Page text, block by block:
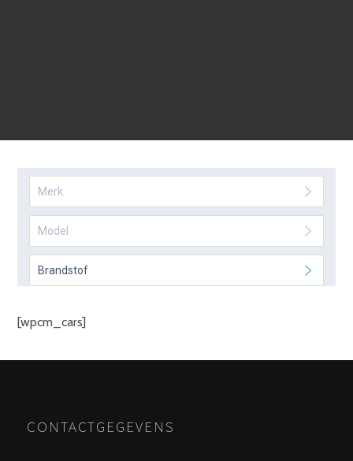
[wpcm_cars]
CONTACTGEGEVENS